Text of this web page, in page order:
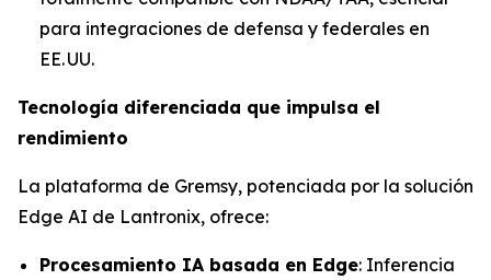
para integraciones de defensa y federales en
EE. UU.
Tecnología diferenciada que impulsa el
rendimiento
La plataforma de Gremsy, potenciada por la solución
Edge AI de Lantronix, ofrece:
Procesamiento IA basada en Edge: Inferencia